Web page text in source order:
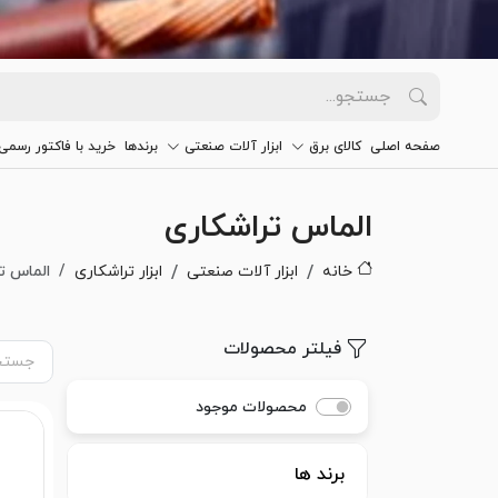
صفحه اصلی کالای برق ابزار آلات صنعتی برندها خرید با فاکتور
الماس تراشکاری
خانه ابزار آلات صنعتی ابزار تراشکاری الماس
فیلتر محصولات
محصولات موجود
برند ها